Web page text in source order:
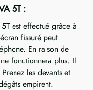
5T :
est effectué grâce à
fissuré peut
En raison de
fonctionnera plus. Il
les devants et
empirent.